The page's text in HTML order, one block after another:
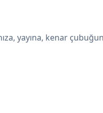
yayına, kenar